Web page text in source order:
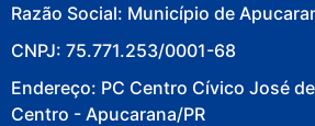
Razão Social: Município de
CNPJ: 75.771.253/0001-68
Endereço: PC Centro Cívico José
Centro - Apucarana/PR